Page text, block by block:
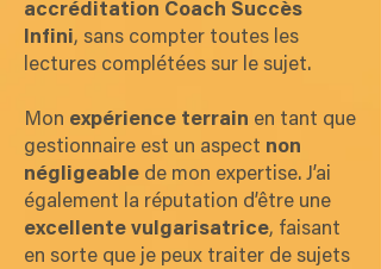
accréditation Coach Succès
Infini, sans compter toutes les
lectures complétées sur le sujet.
Mon expérience terrain en tant que
gestionnaire est un aspect non
négligeable de mon expertise. J’ai
également la réputation d’être une
excellente vulgarisatrice, faisant
en sorte que je peux traiter de sujets